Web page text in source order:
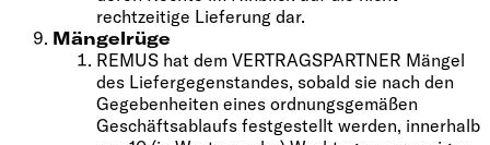
rechtzeitige Lieferung dar.
Mängelrüge
REMUS hat dem VERTRAGSPARTNER Mängel
des Liefergegenstandes, sobald sie nach den
Gegebenheiten eines ordnungsgemäßen
Geschäftsablaufs festgestellt werden, innerhalb